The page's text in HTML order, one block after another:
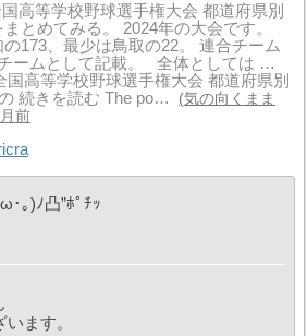
高等学校野球選手権大会 都道府県別
とめてみる。 2024年の大会です。
173、最少は鳥取の22。 連合チーム
ームとして記載。 全体としては …
国高等学校野球選手権大会 都道府県別
続きを読む The po…
気の向くまま
前
･｡)ﾉ凸”ﾎﾟﾁｯ
ます。